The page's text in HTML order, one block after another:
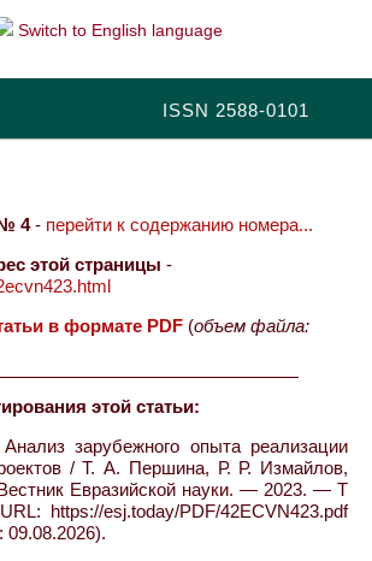
Switch to English language
ISSN 2588-0101
4- перейти к содержанию номера...
этой страницы -
в формате PDF (объем файла:
этой статьи:
Анализ зарубежного опыта реализации
/ Т. А. Першина, Р. Р. Измайлов,
Евразийской науки. — 2023. — Т
https://esj.today/PDF/42ECVN423.pdf
09.08.2026).